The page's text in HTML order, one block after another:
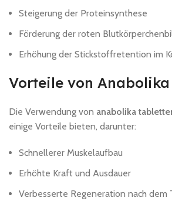
Steigerung der Proteinsynthese
Förderung der roten
Erhöhung der Stickstoffretention im
Vorteile von
Die Verwendung von anabolika
einige Vorteile bieten, darunter:
Schnellerer Muskelaufbau
Erhöhte Kraft und Ausdauer
Verbesserte Regeneration nach dem